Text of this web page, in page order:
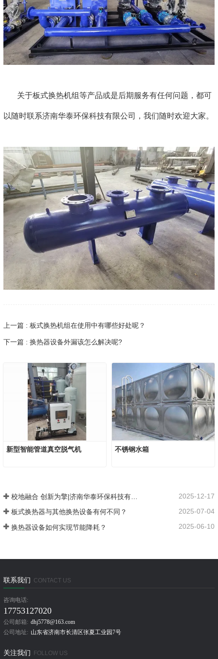
关于板式换热机组等产品或是后期服务有任何问题，都可
以随时联系济南华泰环保科技有限公司，我们随时欢迎大家。
上一篇 : 板式换热机组在使用中有哪些好处呢？
下一篇 : 换热器设备外漏该怎么解决呢?
新型智能管道真空脱气机 不锈钢水箱
2025-12-17
板式换热器与其他换热设备有何不同？ 2025-07-04
换热器设备如何实现节能降耗？ 2025-06-10
联系我们 CONTACT US
咨询电话:
17753127020
公司邮箱: dhj5778@163.com
公司地址: 山东省济南市长清区张夏工业园7号
关注我们 FOLLOW US